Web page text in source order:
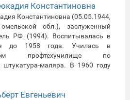
Константиновна
Константиновна (05.05.1944,
обл.), заслуженный
РФ (1994). Воспитывалась в
до 1958 года. Училась в
профтехучилище по
штукатура-маляра. В 1960 году
Евгеньевич